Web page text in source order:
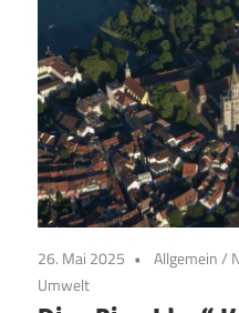
26. Mai 2025 Allgemein/
Umwelt